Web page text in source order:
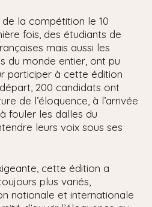
la compétition le 10
fois, des étudiants de
mais aussi les
du monde entier, ont pu
participer à cette édition
200 candidats ont
de l’éloquence, à l’arrivée
fouler les dalles du
leurs voix sous ses
cette édition a
plus variés,
nationale et internationale